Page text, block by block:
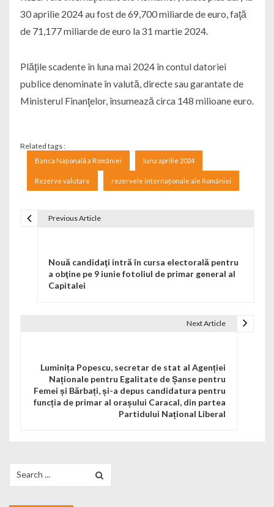
30 aprilie 2024 au fost de 69,700 miliarde de euro, faţă
de 71,177 miliarde de euro la 31 martie 2024.
Plăţile scadente în luna mai 2024 în contul datoriei
publice denominate în valută, directe sau garantate de
Ministerul Finanţelor, însumează circa 148 milioane euro.
Related tags :
Banca Națională a României luna aprilie 2024
Rezerve valutare rezervele internaționale ale României
Previous Article
Nouă candidaţi intră în cursa electorală pentru
a obţine pe 9 iunie fotoliul de primar general al
Capitalei
Next Article
Luminița Popescu, secretar de stat al Agenției
Naționale pentru Egalitate de Șanse pentru
Femei și Bărbați, și-a depus candidatura pentru
funcția de primar al orașului Caracal, din partea
Partidului Național Liberal